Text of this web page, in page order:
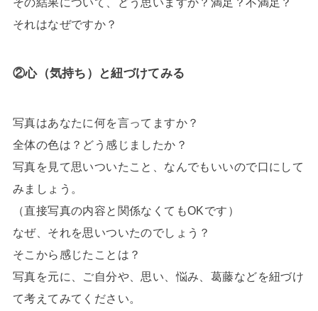
それはなぜですか？
②心（気持ち）と紐づけてみる
写真はあなたに何を言ってますか？
全体の色は？どう感じましたか？
写真を見て思いついたこと、なんでもいいので口にして
みましょう。
（直接写真の内容と関係なくてもOKです）
なぜ、それを思いついたのでしょう？
そこから感じたことは？
写真を元に、ご自分や、思い、悩み、葛藤などを紐づけ
て考えてみてください。